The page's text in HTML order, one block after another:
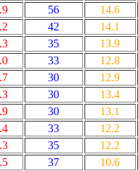
56 14.6
42 14.1
35 13.9
33 12.8
30 12.9
30 13.4
30 13.1
33 12.2
35 12.2
37 10.6